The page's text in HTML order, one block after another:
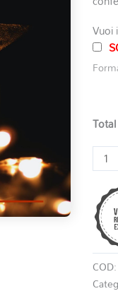
Vuoi
Total
DI
2
COD: